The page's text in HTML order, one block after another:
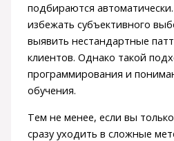
подбираются
избежать субъективного
выявить нестандартные
клиентов. Однако такой
программирования и
обучения.
Тем не менее, если вы
сразу уходить в сложные